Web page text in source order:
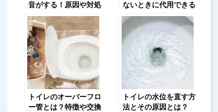
音がする！原因や対処
方法は？
ないときに代用できる
ものは？
トイレのオーバーフロ
ー管とは？特徴や交換
トイレの水位を直す方
法とその原因とは？